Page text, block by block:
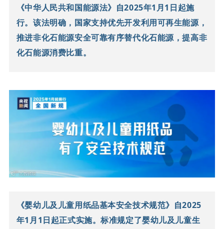
《中华人民共和国能源法》自2025年1月1日起施
行。该法明确，国家支持优先开发利用可再生能源，
推进非化石能源安全可靠有序替代化石能源，提高非
化石能源消费比重。
《婴幼儿及儿童用纸品基本安全技术规范》自2025
年1月1日起正式实施。标准规定了婴幼儿及儿童生